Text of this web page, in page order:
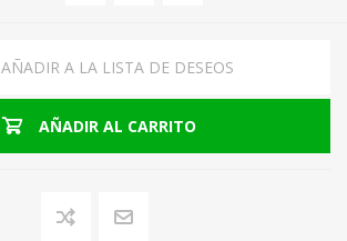
AÑADIR A LA LISTA DE DESEOS
AÑADIR AL CARRITO